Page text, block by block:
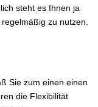
steht es Ihnen ja
zu nutzen.
Sie zum einen einen
die Flexibilität